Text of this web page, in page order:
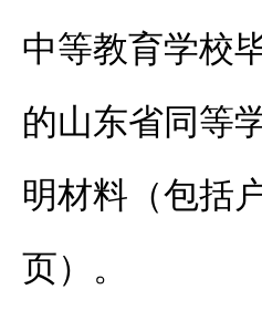
中等教育学校
的山东省同等
明材料（包括
页）。